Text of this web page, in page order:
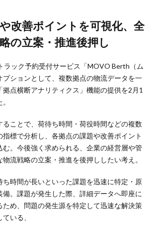
の立案・推進後押し
ラック予約受付サービス「MOVO Berth（ム
プションとして、複数拠点の物流データを一
点横断アナリティクス」機能の提供を2月1
ることで、荷待ち時間・荷役時間などの複数
標で分析し、各拠点の課題や改善ポイント
む。今後強く求められる、企業の経営層や管
流戦略の立案・推進を後押ししたい考え。
ち時間が長いといった課題を迅速に特定・原
備。課題が発生した際、詳細データへ即座に
ため、問題の発生源を特定して迅速な解決策
いる、